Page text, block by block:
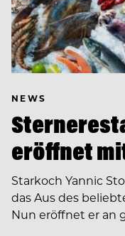
NEWS
eröffnet
Starkoch Yannic
das Aus des
Nun eröffnet er an